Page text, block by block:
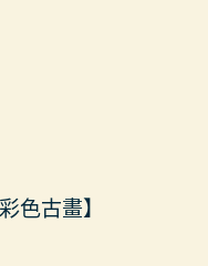
色古畫】